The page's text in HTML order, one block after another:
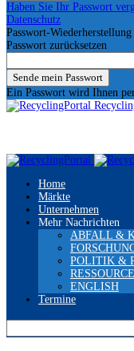
Haben Sie Ihr Passwort
Datenschutz
Passwort-Wiederherstellung
Passwort zurücksetzen
Ein Passwort wird Ihnen
Home
Märkte
Unternehmen
Mehr Nachrichten
ABFALL &
POLITIK &
ENGLISH
Termine